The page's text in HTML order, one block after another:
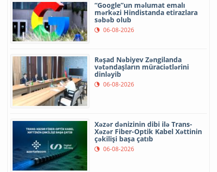
“Google”un məlumat emalı
mərkəzi Hindistanda etirazlara
səbəb olub
06-08-2026
Rəşad Nəbiyev Zəngilanda
vətəndaşların müraciətlərini
dinləyib
06-08-2026
Xəzər dənizinin dibi ilə Trans-
Xəzər Fiber-Optik Kabel Xəttinin
çəkilişi başa çatıb
06-08-2026